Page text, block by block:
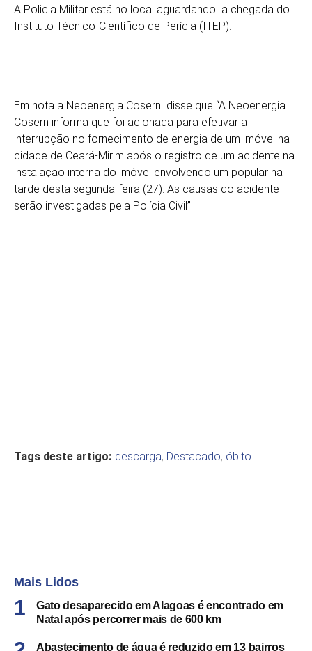
A Policia Militar está no local aguardando a chegada do
Instituto Técnico-Científico de Perícia (ITEP).
Em nota a Neoenergia Cosern disse que “A Neoenergia
Cosern informa que foi acionada para efetivar a
interrupção no fornecimento de energia de um imóvel na
cidade de Ceará-Mirim após o registro de um acidente na
instalação interna do imóvel envolvendo um popular na
tarde desta segunda-feira (27). As causas do acidente
serão investigadas pela Polícia Civil”
Tags deste artigo: descarga, Destacado, óbito
Mais Lidos
Gato desaparecido em Alagoas é encontrado em
Natal após percorrer mais de 600 km
Abastecimento de água é reduzido em 13 bairros